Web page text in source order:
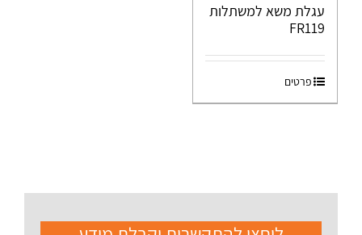
עגלת משא למשתלות
FR119
פרטים